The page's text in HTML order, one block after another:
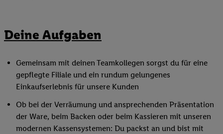
Deine Aufgaben
Gemeinsam mit deinen Teamkollegen sorgst du für eine
gepflegte Filiale und ein rundum gelungenes
Einkaufserlebnis für unsere Kunden
Ob bei der Verräumung und ansprechenden Präsentation
der Ware, beim Backen oder beim Kassieren mit unseren
modernen Kassensystemen: Du packst an und bist mit